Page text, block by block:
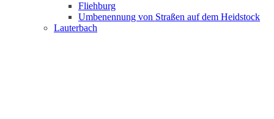
Fliehburg
Umbenennung von Straßen auf dem Heidstock
Lauterbach